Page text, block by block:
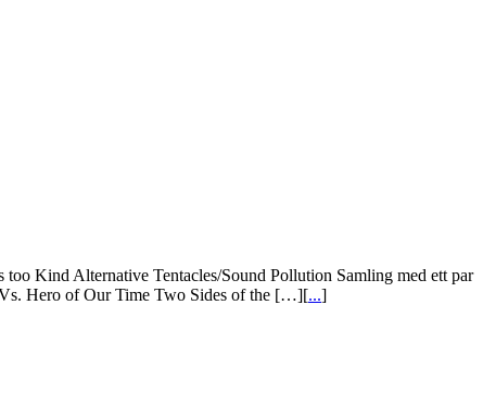
Kind Alternative Tentacles/Sound Pollution Samling med ett par
Vs. Hero of Our Time Two Sides of the […][...]